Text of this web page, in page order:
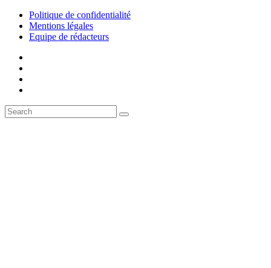
Politique de confidentialité
Mentions légales
Equipe de rédacteurs